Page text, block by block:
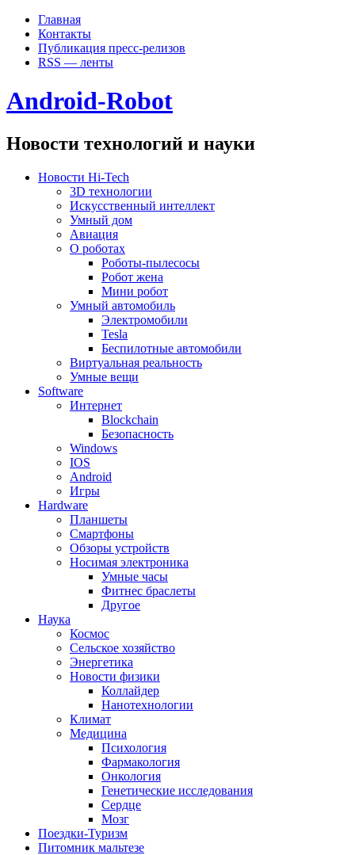
Главная
Контакты
Публикация пресс-релизов
RSS — ленты
Android-Robot
Новости технологий и науки
Новости Hi-Tech
3D технологии
Искусственный интеллект
Умный дом
Авиация
О роботах
Роботы-пылесосы
Робот жена
Мини робот
Умный автомобиль
Электромобили
Tesla
Беспилотные автомобили
Виртуальная реальность
Умные вещи
Software
Интернет
Blockchain
Безопасность
Windows
IOS
Android
Игры
Hardware
Планшеты
Смартфоны
Обзоры устройств
Носимая электроника
Умные часы
Фитнес браслеты
Другое
Наука
Космос
Сельское хозяйство
Энергетика
Новости физики
Коллайдер
Нанотехнологии
Климат
Медицина
Психология
Фармакология
Онкология
Генетические исследования
Сердце
Мозг
Поездки-Туризм
Питомник мальтезе